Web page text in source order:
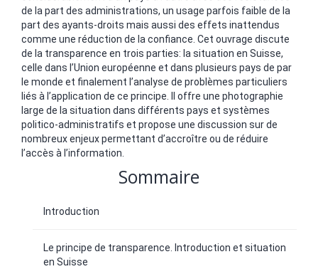
de la part des administrations, un usage parfois faible de la
part des ayants-droits mais aussi des effets inattendus
comme une réduction de la confiance. Cet ouvrage discute
de la transparence en trois parties: la situation en Suisse,
celle dans l’Union européenne et dans plusieurs pays de par
le monde et finalement l’analyse de problèmes particuliers
liés à l’application de ce principe. Il offre une photographie
large de la situation dans différents pays et systèmes
politico-administratifs et propose une discussion sur de
nombreux enjeux permettant d’accroître ou de réduire
l’accès à l’information.
Sommaire
Introduction
Le principe de transparence. Introduction et situation
en Suisse